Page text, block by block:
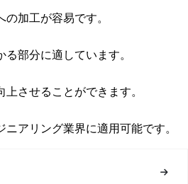
加工が容易です。
部分に適しています。
させることができます。
アリング業界に適用可能です。